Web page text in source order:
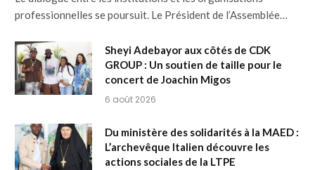
professionnelles se poursuit. Le Président de l’Assemblée…
Sheyi Adebayor aux côtés de CDK
GROUP : Un soutien de taille pour le
concert de Joachin Migos
6 août 2026
Du ministère des solidarités à la MAED :
L’archevêque Italien découvre les
actions sociales de la LTPE